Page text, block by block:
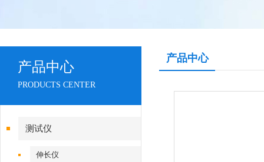
产品中心
PRODUCTS CENTER
测试仪
伸长仪
产品中心